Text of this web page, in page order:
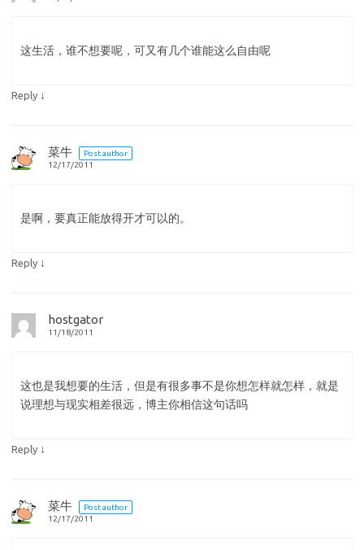
这生活，谁不想要呢，可又有几个谁能这么自由呢
Reply ↓
菜牛
Post author
12/17/2011
是啊，要真正能放得开才可以的。
Reply ↓
hostgator
11/18/2011
这也是我想要的生活，但是有很多事不是你想怎样就怎样，就是
说理想与现实相差很远，博主你相信这句话吗
Reply ↓
菜牛
Post author
12/17/2011